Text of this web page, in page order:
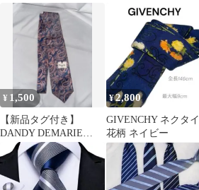
カー柄
ルー ドットボタン
¥ 1,500
【新品タグ付き】
DANDY DEMARIE
ITALY ペイズリー柄 ネ
クタイ
¥2,800
GIVENCHY ネクタイ
花柄 ネイビー